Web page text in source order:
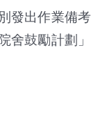
發出作業備考
舍鼓勵計劃」